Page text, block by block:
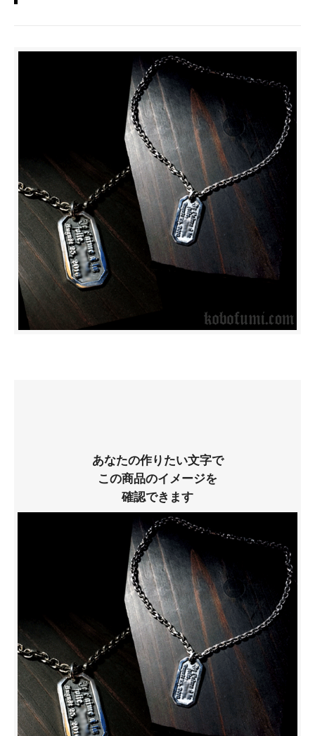
あなたの作りたい文字で
この商品のイメージを
確認できます